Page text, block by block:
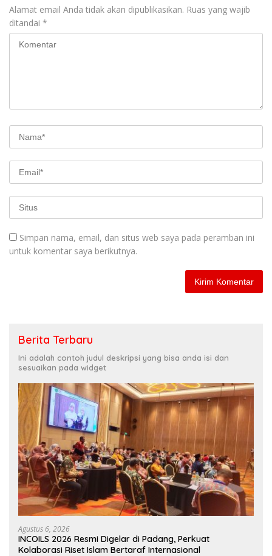
Alamat email Anda tidak akan dipublikasikan. Ruas yang wajib
ditandai *
Simpan nama, email, dan situs web saya pada peramban ini
untuk komentar saya berikutnya.
Berita Terbaru
Ini adalah contoh judul deskripsi yang bisa anda isi dan
sesuaikan pada widget
Agustus 6, 2026
INCOILS 2026 Resmi Digelar di Padang, Perkuat
Kolaborasi Riset Islam Bertaraf Internasional